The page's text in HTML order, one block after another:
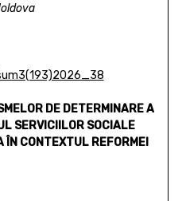
DE DETERMINAREA
SERVICIILOR SOCIALE
ÎN CONTEXTUL REFORMEI